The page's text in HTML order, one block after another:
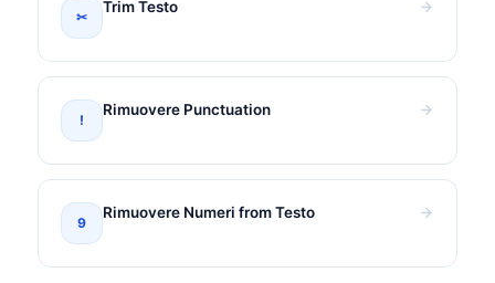
✂
Trim Testo
!
Rimuovere Punctuation
9
Rimuovere Numeri from Testo